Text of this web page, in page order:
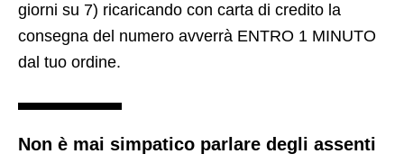
giorni su 7) ricaricando con carta di credito la
consegna del numero avverrà ENTRO 1 MINUTO
dal tuo ordine.
Non è mai simpatico parlare degli assenti